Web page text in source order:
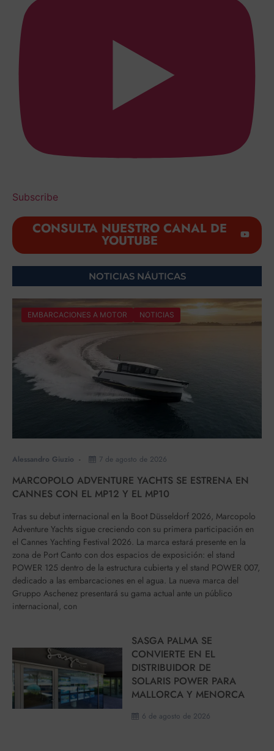
Subscribe
CONSULTA NUESTRO CANAL DE
YOUTUBE
NOTICIAS NÁUTICAS
EMBARCACIONES A MOTOR NOTICIAS
Alessandro Giuzio 7 de agosto de 2026
MARCOPOLO ADVENTURE YACHTS SE ESTRENA EN
CANNES CON EL MP12 Y EL MP10
Tras su debut internacional en la Boot Düsseldorf 2026, Marcopolo
Adventure Yachts sigue creciendo con su primera participación en
el Cannes Yachting Festival 2026. La marca estará presente en la
zona de Port Canto con dos espacios de exposición: el stand
POWER 125 dentro de la estructura cubierta y el stand POWER 007,
dedicado a las embarcaciones en el agua. La nueva marca del
Gruppo Aschenez presentará su gama actual ante un público
internacional, con
6 de agosto de 2026
SASGA PALMA SE
CONVIERTE EN EL
DISTRIBUIDOR DE
SOLARIS POWER PARA
MALLORCA Y MENORCA